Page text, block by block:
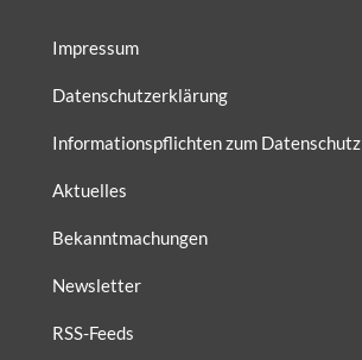
Impressum
Datenschutzerklärung
Informationspflichten zum Datenschutz
Aktuelles
Bekanntmachungen
Newsletter
RSS-Feeds